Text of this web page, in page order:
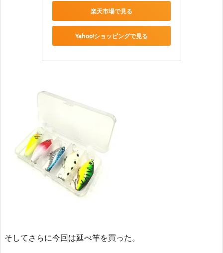
楽天市場で見る
Yahoo!ショッピングで見る
そしてさらに今回は延べ竿を買った。